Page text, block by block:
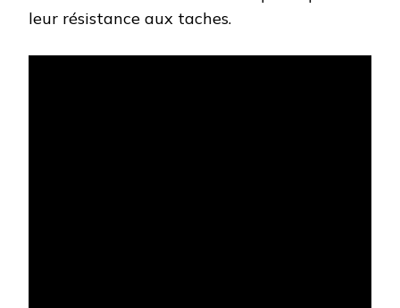
leur résistance aux taches.